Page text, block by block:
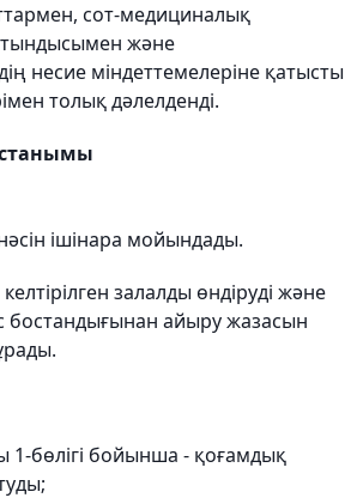
сот-медициналық
және
несие міндеттемелеріне қатысты
толық дәлелденді.
ішінара мойындады.
залалды өндіруді және
бостандығынан айыру жазасын
1-бөлігі бойынша - қоғамдық